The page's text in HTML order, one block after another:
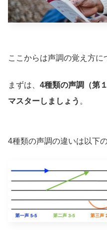
ここからは声調の覚え方に
まずは、 4種類の声調（第
マスターしましょう 。
4種類の声調の違いは以下の